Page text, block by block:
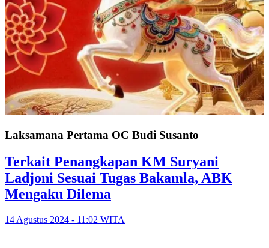
Laksamana Pertama OC Budi Susanto
Terkait Penangkapan KM Suryani
Ladjoni Sesuai Tugas Bakamla, ABK
Mengaku Dilema
14 Agustus 2024 - 11:02 WITA